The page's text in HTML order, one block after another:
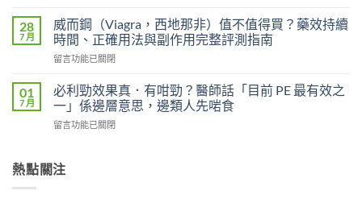
效
果
持
多
久？〉
中
吉
P-
force
使
者
真
評
效
凍
威
而
鋼
Oral
Jelly）
整
西
28
7 月
威而鋼（Viagra，西地那非）值不值得買？藥效持續
時間、正確用法與副作用完整評測指南
在
而
鋼
（Viagra，
西
非）
留言功能已關閉
01
7 月
必利勁效果真．有咁勁？醫師話「目前 PE 最有效之
一」係邊層意思，邊類人先啱食
在
勁
效
留言功能已關閉
熱點關注